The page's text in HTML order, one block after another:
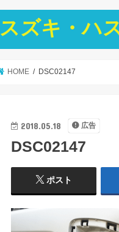
スズキ・ハ
HOME DSC02147
2018.05.18 広告
DSC02147
ポスト